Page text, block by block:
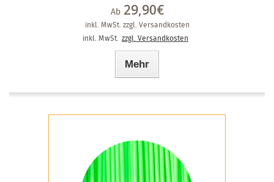
Ab 29,90€
inkl. MwSt. zzgl. Versandkosten
inkl. MwSt. zzgl. Versandkosten
Mehr